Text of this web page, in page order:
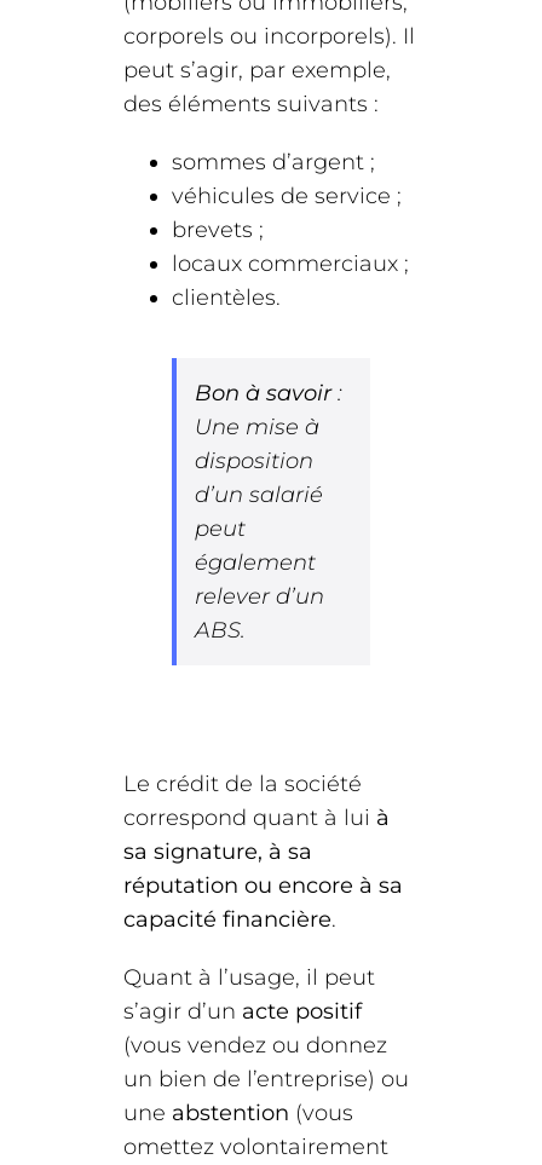
corporels ou incorporels). Il
peut s’agir, par exemple,
des éléments suivants :
sommes d’argent ;
véhicules de service ;
brevets ;
locaux commerciaux ;
clientèles.
Bon à savoir:
Une mise à
disposition
d’un salarié
peut
également
relever d’un
ABS.
Le crédit de la société
correspond quant à lui à
sa signature, à sa
réputation ou encore à sa
capacité financière.
Quant à l’usage, il peut
s’agir d’un acte positif
(vous vendez ou donnez
un bien de l’entreprise) ou
une abstention (vous
omettez volontairement